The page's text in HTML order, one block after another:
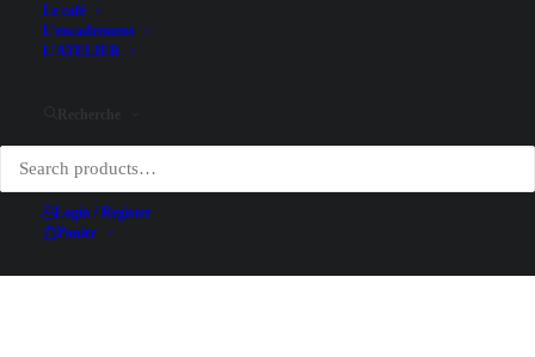
Le café
L’encadrement
L’ATELIER
Login / Register
Panier